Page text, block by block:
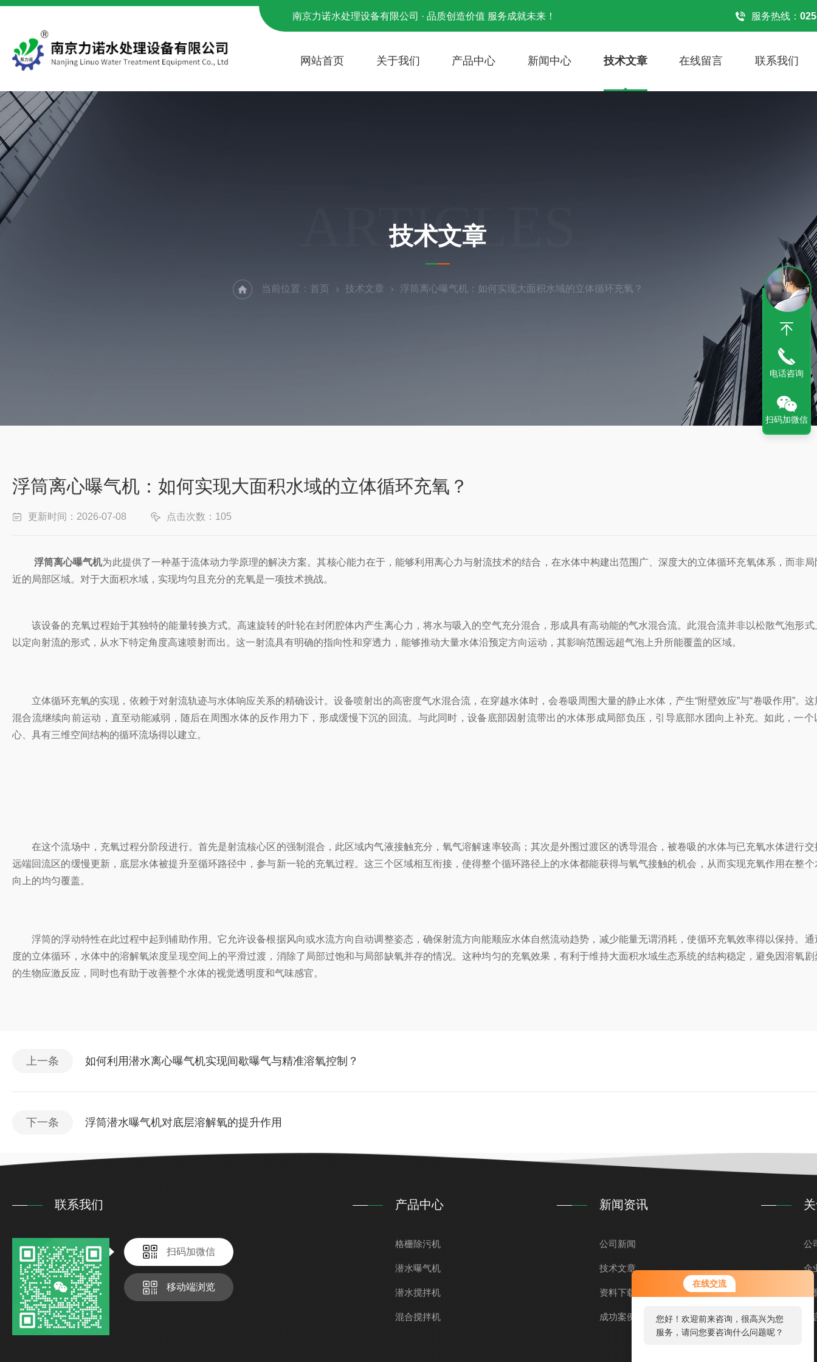
在线交流
您好！欢迎前来咨询，很高兴为您
服务，请问您要咨询什么问题呢？
南京力诺水处理设备有限公司 · 品质创造价值 服务成就未来！ 服务热线：
网站首页 关于我们 产品中心 新闻中心 技术文章 在线留言 联系我们
ARTICLES
技术文章
当前位置： 首页 技术文章 浮筒离心曝气机：如何实现大面积水域的立体循环充氧？
浮筒离心曝气机：如何实现大面积水域的立体循环充氧？
更新时间：2026-07-08 点击次数：105
浮筒离心曝气机为此提供了一种基于流体动力学原理的解决方案。其核心能力在于，能够利用离心力与射流技术的结合，在水体中构建出范围广、深度大的立体循环充氧体系，而非
近的局部区域。对于大面积水域，实现均匀且充分的充氧是一项技术挑战。
该设备的充氧过程始于其独特的能量转换方式。高速旋转的叶轮在封闭腔体内产生离心力，将水与吸入的空气充分混合，形成具有高动能的气水混合流。此混合流并非以松散气泡形式
以定向射流的形式，从水下特定角度高速喷射而出。这一射流具有明确的指向性和穿透力，能够推动大量水体沿预定方向运动，其影响范围远超气泡上升所能覆盖的区域。
立体循环充氧的实现，依赖于对射流轨迹与水体响应关系的精确设计。设备喷射出的高密度气水混合流，在穿越水体时，会卷吸周围大量的静止水体，产生“附壁效应”与“卷吸作用”。这
混合流继续向前运动，直至动能减弱，随后在周围水体的反作用力下，形成缓慢下沉的回流。与此同时，设备底部因射流带出的水体形成局部负压，引导底部水团向上补充。如此，一个
心、具有三维空间结构的循环流场得以建立。
在这个流场中，充氧过程分阶段进行。首先是射流核心区的强制混合，此区域内气液接触充分，氧气溶解速率较高；其次是外围过渡区的诱导混合，被卷吸的水体与已充氧水体进行交
远端回流区的缓慢更新，底层水体被提升至循环路径中，参与新一轮的充氧过程。这三个区域相互衔接，使得整个循环路径上的水体都能获得与氧气接触的机会，从而实现充氧作用在整个
向上的均匀覆盖。
浮筒的浮动特性在此过程中起到辅助作用。它允许设备根据风向或水流方向自动调整姿态，确保射流方向能顺应水体自然流动趋势，减少能量无谓消耗，使循环充氧效率得以保持。通
度的立体循环，水体中的溶解氧浓度呈现空间上的平滑过渡，消除了局部过饱和与局部缺氧并存的情况。这种均匀的充氧效果，有利于维持大面积水域生态系统的结构稳定，避免因溶氧
的生物应激反应，同时也有助于改善整个水体的视觉透明度和气味感官。
上一条 如何利用潜水离心曝气机实现间歇曝气与精准溶氧控制？
下一条 浮筒潜水曝气机对底层溶解氧的提升作用
联系我们
扫码加微信
移动端浏览
产品中心
格栅除污机
潜水曝气机
潜水搅拌机
混合搅拌机
新闻资讯
公司新闻
技术文章
资料下载
成功案例
公
企
电话咨询
扫码加微信